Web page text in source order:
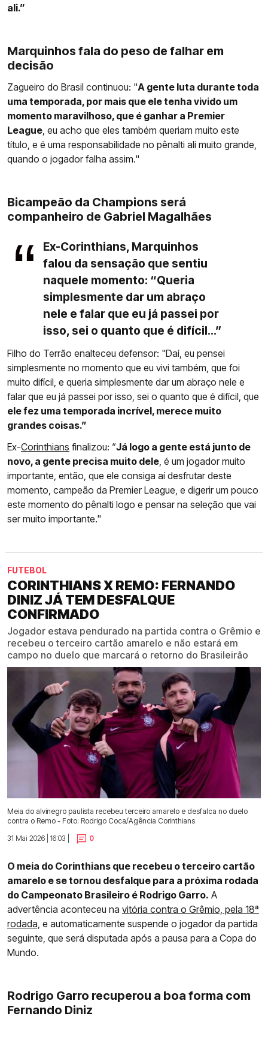
ali.”
Marquinhos fala do peso de falhar em
decisão
Zagueiro do Brasil continuou: "A gente luta durante toda
uma temporada, por mais que ele tenha vivido um
momento maravilhoso, que é ganhar a Premier
League, eu acho que eles também queriam muito este
título, e é uma responsabilidade no pênalti ali muito grande,
quando o jogador falha assim."
Bicampeão da Champions será
companheiro de Gabriel Magalhães
Ex-Corinthians, Marquinhos
falou da sensação que sentiu
naquele momento: “Queria
simplesmente dar um abraço
nele e falar que eu já passei por
isso, sei o quanto que é difícil...”
Filho do Terrão enalteceu defensor: "Daí, eu pensei
simplesmente no momento que eu vivi também, que foi
muito difícil, e queria simplesmente dar um abraço nele e
falar que eu já passei por isso, sei o quanto que é difícil, que
ele fez uma temporada incrível, merece muito
grandes coisas.”
Ex-Corinthians finalizou: “Já logo a gente está junto de
novo, a gente precisa muito dele, é um jogador muito
importante, então, que ele consiga aí desfrutar deste
momento, campeão da Premier League, e digerir um pouco
este momento do pênalti logo e pensar na seleção que vai
ser muito importante."
FUTEBOL
CORINTHIANS X REMO: FERNANDO
DINIZ JÁ TEM DESFALQUE
CONFIRMADO
Jogador estava pendurado na partida contra o Grêmio e
recebeu o terceiro cartão amarelo e não estará em
campo no duelo que marcará o retorno do Brasileirão
Meia do alvinegro paulista recebeu terceiro amarelo e desfalca no duelo
contra o Remo - Foto: Rodrigo Coca/Agência Corinthians
31 Mai 2026 | 16:03 |
0
O meia do Corinthians que recebeu o terceiro cartão
amarelo e se tornou desfalque para a próxima rodada
do Campeonato Brasileiro é Rodrigo Garro. A
advertência aconteceu na vitória contra o Grêmio, pela 18ª
rodada, e automaticamente suspende o jogador da partida
seguinte, que será disputada após a pausa para a Copa do
Mundo.
Rodrigo Garro recuperou a boa forma com
Fernando Diniz